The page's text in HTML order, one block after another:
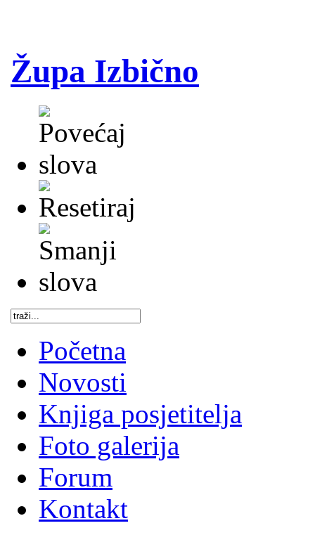
Župa Izbično
Početna
Novosti
Knjiga posjetitelja
Foto galerija
Forum
Kontakt